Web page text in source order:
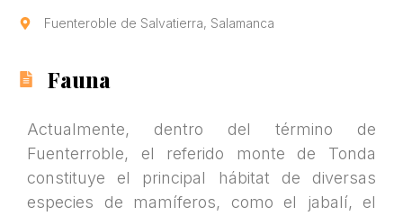
Fuenteroble de Salvatierra, Salamanca
Fauna
Actualmente, dentro del término de
Fuenterroble, el referido monte de Tonda
constituye el principal hábitat de diversas
especies de mamíferos, como el jabalí, el